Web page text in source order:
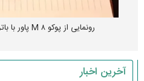
رونمایی از پوکو M ۸ پاور با باتری ۸۰۰۰ میلی‌آمپرساعتی
آخرین اخبار